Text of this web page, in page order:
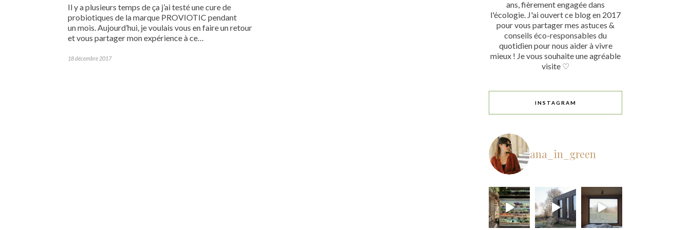
Il y a plusieurs temps de ça j’ai testé une cure de
probiotiques de la marque PROVIOTIC pendant
un mois. Aujourd’hui, je voulais vous en faire un retour
et vous partager mon expérience à ce…
18 décembre 2017
ans, fièrement engagée dans
l'écologie. J'ai ouvert ce blog en 2017
pour vous partager mes astuces &
conseils éco-responsables du
quotidien pour nous aider à vivre
mieux ! Je vous souhaite une agréable
visite ♡
INSTAGRAM
ana_in_green